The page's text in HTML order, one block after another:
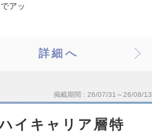
アッ
詳細へ
掲載期間 26/07/31～26/08/13
イキャリア層特